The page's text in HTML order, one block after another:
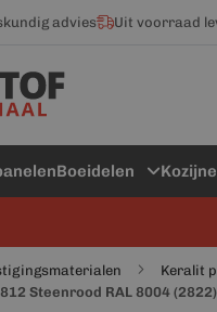
advies Uit voorraad
Boeidelen
Keralit
Steenrood RAL 8004 (2822)